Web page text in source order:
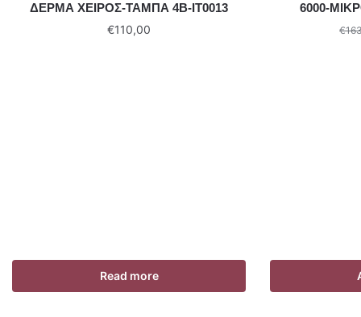
ΔΕΡΜΑ ΧΕΙΡΟΣ-ΤΑΜΠΑ 4B-IT0013
€110,00
Read more
6000-
€